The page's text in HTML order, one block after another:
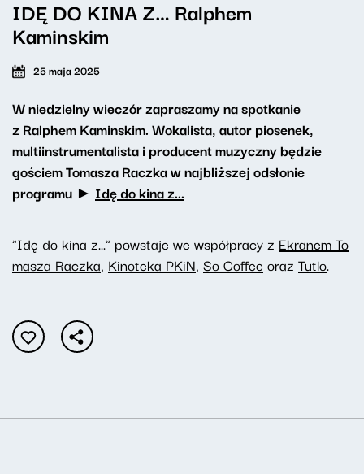
IDĘ DO KINA Z… Ralphem
Kaminskim
25 maja 2025
W niedzielny wieczór zapraszamy na spotkanie
z Ralphem Kaminskim. Wokalista, autor piosenek,
multiinstrumentalista i producent muzyczny będzie
gościem Tomasza Raczka w najbliższej odsłonie
programu ► Idę do kina z...
"Idę do kina z..." powstaje we współpracy z Ekranem To
masza Raczka, Kinoteka PKiN, So Coffee oraz Tutlo.